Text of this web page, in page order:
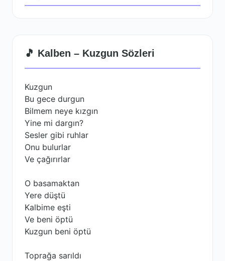
🎵 Kalben – Kuzgun Sözleri
Kuzgun
Bu gece durgun
Bilmem neye kızgın
Yine mi dargın?
Sesler gibi ruhlar
Onu bulurlar
Ve çağırırlar
O basamaktan
Yere düştü
Kalbime eşti
Ve beni öptü
Kuzgun beni öptü
Toprağa sarıldı